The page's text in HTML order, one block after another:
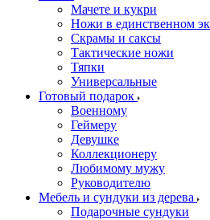
Мачете и кукри
Ножи в единственном
Скрамы и саксы
Тактические ножи
Тяпки
Универсальные
Готовый подарок
Военному
Геймеру
Девушке
Коллекционеру
Любимому мужу
Руководителю
Мебель и сундуки из дерева
Подарочные сундуки